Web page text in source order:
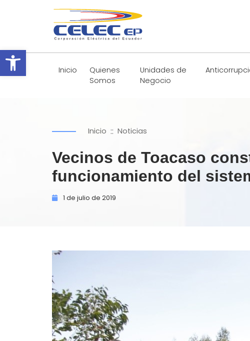
Abrir barra de herramientas
Inicio
Quienes
Somos
Unidades de
Negocio
Inicio :: Noticias
Vecinos de Toacaso
funcionamiento del
1 de julio de 2019